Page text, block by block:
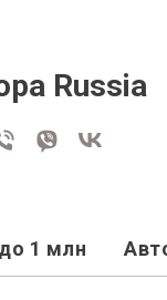
Russia
1 млн